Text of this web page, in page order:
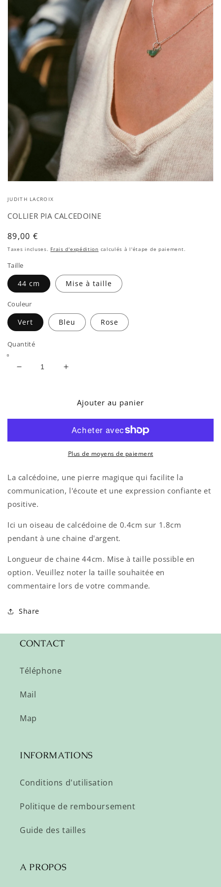
média
dans
modale
JUDITH LACROIX
COLLIER PIA CALCEDOINE
Prix
habituel
89,00 €
Taxes incluses. Frais d'expédition calculés à l'étape de paiement.
Taille
44 cm Mise à taille
Couleur
Vert Bleu Rose
Quantité
Réduire
CALCEDOINE
Augmenter
CALCEDOINE
Ajouter au panier
Plus de moyens de paiement
La calcédoine, une pierre magique qui facilite la
communication, l'écoute et une expression confiante et
positive.
Ici un oiseau de calcédoine de 0.4cm sur 1.8cm
pendant à une chaine d'argent.
Longueur de chaine 44cm. Mise à taille possible en
option. Veuillez noter la taille souhaitée en
commentaire lors de votre commande.
Share
CONTACT
Téléphone
Mail
Map
INFORMATIONS
Conditions d'utilisation
Politique de remboursement
Guide des tailles
A PROPOS